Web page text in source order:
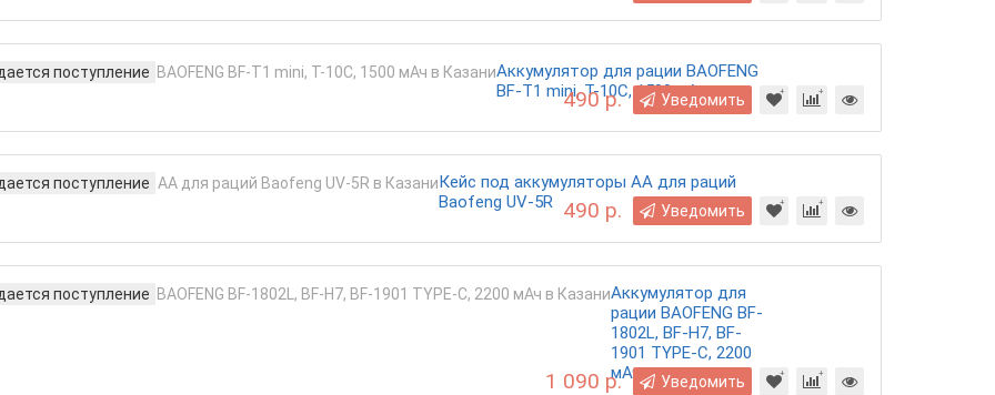
поступление
Аккумулятор для рации BAOFENG
BF-T1 mini, T-10C, 1500 мАч
490 р. Уведомить
поступление
Кейс под аккумуляторы АА для раций
Baofeng UV-5R 490 р. Уведомить
поступление
Аккумулятор для
рации BAOFENG BF-
1802L, BF-H7, BF-
1901 TYPE-C, 2200
мАч
1 090 р. Уведомить